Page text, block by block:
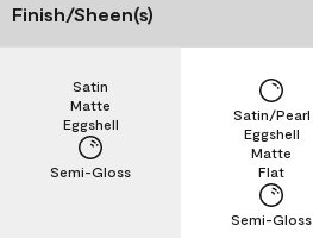
Finish/Sheen(s)
Semi-Gloss
Eggshell
Matte
Satin
Semi-Gloss
Flat
Matte
Eggshell
Satin/Pearl